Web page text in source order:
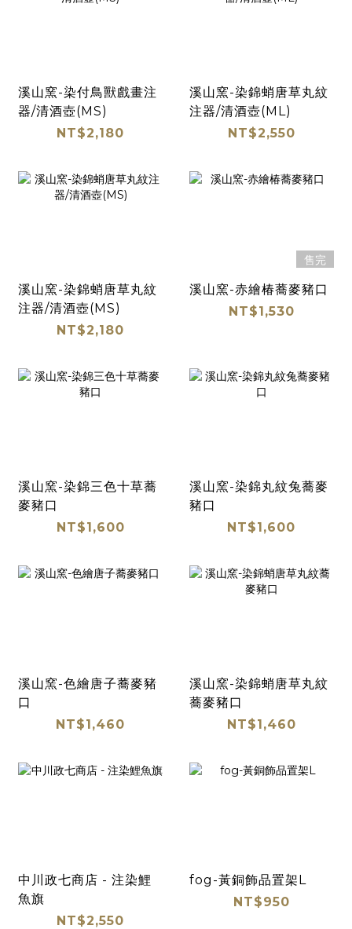
溪山窯-染付鳥獸戲畫注
器/清酒壺(MS)
NT$2,180
溪山窯-染錦蛸唐草丸紋
注器/清酒壺(ML)
NT$2,550
溪山窯-染錦蛸唐草丸紋
注器/清酒壺(MS)
NT$2,180
售完
溪山窯-赤繪椿蕎麥豬口
NT$1,530
溪山窯-染錦三色十草蕎
麥豬口
NT$1,600
溪山窯-染錦丸紋兔蕎麥
豬口
NT$1,600
溪山窯-色繪唐子蕎麥豬
口
NT$1,460
溪山窯-染錦蛸唐草丸紋
蕎麥豬口
NT$1,460
中川政七商店 - 注染鯉
魚旗
NT$2,550
fog-黃銅飾品置架L
NT$950